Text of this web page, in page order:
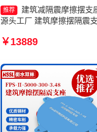
推荐
建筑减隔震摩擦摆支
源头工厂 建筑摩擦摆隔震
隔震支座厂家 建筑减隔震
￥13889